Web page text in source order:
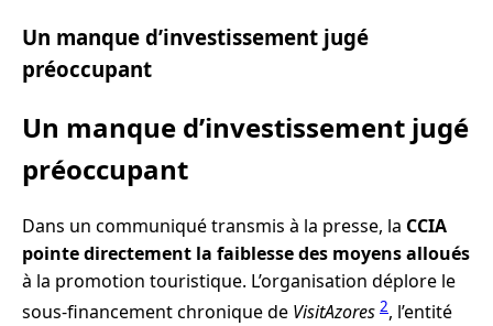
Un manque d’investissement jugé
préoccupant
Un manque d’investissement jugé
préoccupant
Dans un communiqué transmis à la presse, la CCIA
pointe directement la faiblesse des moyens alloués
à la promotion touristique. L’organisation déplore le
sous-financement chronique de VisitAzores 2, l’entité